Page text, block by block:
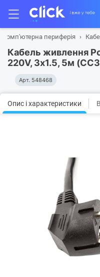
Комп'ютерна периферія
Кабель живлення
220V, 3x1.5, 5м
Арт. 548468
Опис і характеристики